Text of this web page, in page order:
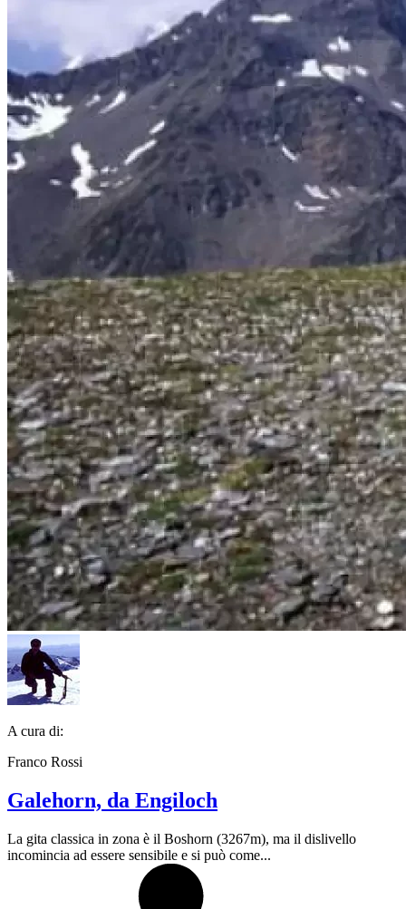
A cura di:
Franco Rossi
Galehorn, da Engiloch
La gita classica in zona è il Boshorn (3267m), ma il dislivello
incomincia ad essere sensibile e si può come...